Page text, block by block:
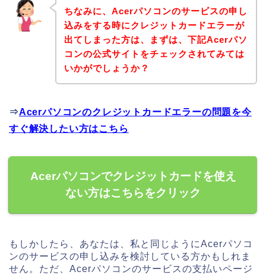
ちなみに、Acerパソコンのサービスの申し
込みをする時にクレジットカードエラーが
出てしまった方は、まずは、下記Acerパソ
コンの公式サイトをチェックされてみては
いかがでしょうか？
⇒Acerパソコンのクレジットカードエラーの問題を今
すぐ解決したい方はこちら
Acerパソコンでクレジットカードを使え
ない方はこちらをクリック
もしかしたら、あなたは、私と同じようにAcerパソコ
ンのサービスの申し込みを検討している方かもしれま
せん。ただ、Acerパソコンのサービスの支払いページ